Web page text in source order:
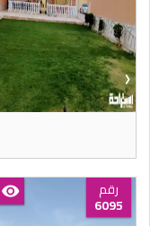
›
رقم
6095